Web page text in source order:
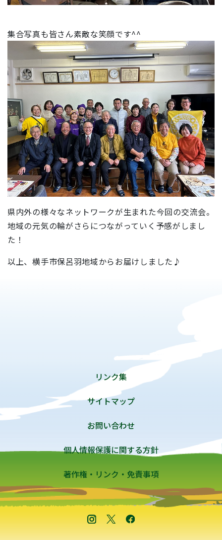
集合写真も皆さん素敵な笑顔です^^
県内外の様々なネットワークが生まれた今回の交流会。
地域の元気の輪がさらにつながっていく予感がしまし
た！
以上、横手市保呂羽地域からお届けしました♪
リンク集
サイトマップ
お問い合わせ
個人情報保護に関する方針
著作権・リンク・免責事項